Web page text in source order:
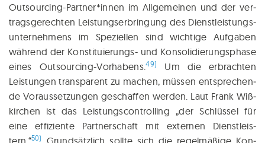
Outsourcing-Partner*innen im All­ge­mei­nen und der ver­
trags­ge­rech­ten Leis­tungs­er­brin­gung des Dienst­leis­tungs­
un­ter­neh­mens im Spe­zi­el­len sind wich­ti­ge Auf­ga­ben
wäh­rend der Kon­sti­tu­ie­rungs- und Kon­so­li­die­rungs­pha­se
eines Out­sour­cing-Vor­ha­bens.49)
Um die erbrach­ten
Leis­tun­gen trans­pa­rent zu machen, müs­sen ent­spre­chen­
de Vor­aus­set­zun­gen geschaf­fen wer­den. Laut Frank Wiß­
kir­chen ist das Leis­tungs­con­trol­ling „der Schlüs­sel für
eine effi­zi­en­te Part­ner­schaft mit exter­nen Dienst­leis­
tern.“50) Grund­sätzlich soll­te sich die regel­mä­ßi­ge Kon­